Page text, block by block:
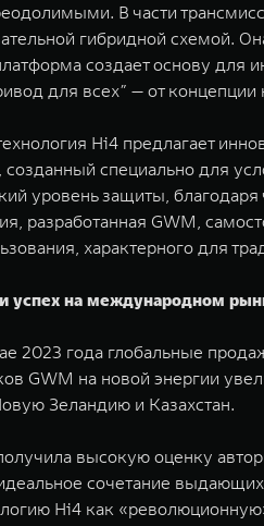
В части
гибридной схемой.
создает основу для
для всех” — от концепции
Hi4 предлагает
специально для
уровень защиты, благодаря
разработанная GWM,
характерного для
и успех на международном
2023 года глобальные
GWM на новой энергии
Зеландию и Казахстан.
высокую оценку
сочетание
Hi4 как